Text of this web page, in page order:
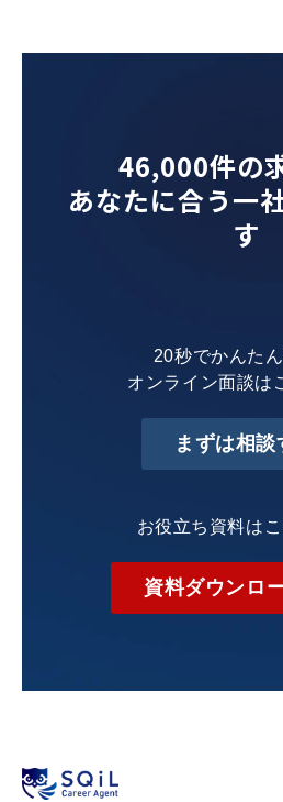
46,000件の
あなたに合う一
す
20秒でかんたん
オンライン面談は
まずは相談
お役立ち資料は
資料ダウンロ